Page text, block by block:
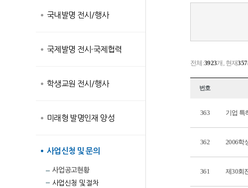
국내발명 전시/행사
국제발명 전시·국제협력
학생교원 전시/행사
미래형 발명인재 양성
사업신청 및 문의
사업공고현황
사업신청 및 절차
전체:3923개, 현재357
번호
363 기업 특
362 2006학
361 제30회